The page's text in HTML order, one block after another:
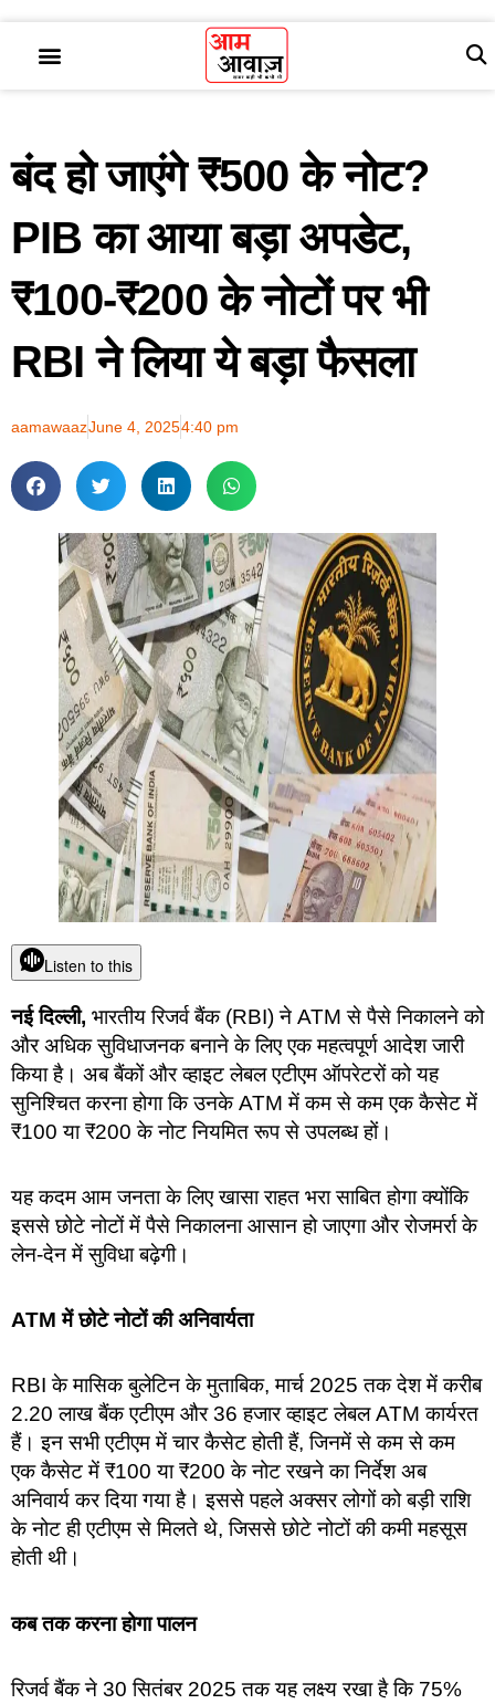
बंद हो जाएंगे ₹500 के नोट?
PIB का आया बड़ा अपडेट,
₹100-₹200 के नोटों पर भी
RBI ने लिया ये बड़ा फैसला
aamawaazJune 4, 20254:40 pm
Listen to this
नई दिल्ली, भारतीय रिजर्व बैंक (RBI) ने ATM से पैसे निकालने को
और अधिक सुविधाजनक बनाने के लिए एक महत्वपूर्ण आदेश जारी
किया है। अब बैंकों और व्हाइट लेबल एटीएम ऑपरेटरों को यह
सुनिश्चित करना होगा कि उनके ATM में कम से कम एक कैसेट में
₹100 या ₹200 के नोट नियमित रूप से उपलब्ध हों।
यह कदम आम जनता के लिए खासा राहत भरा साबित होगा क्योंकि
इससे छोटे नोटों में पैसे निकालना आसान हो जाएगा और रोजमर्रा के
लेन-देन में सुविधा बढ़ेगी।
ATM में छोटे नोटों की अनिवार्यता
RBI के मासिक बुलेटिन के मुताबिक, मार्च 2025 तक देश में करीब
2.20 लाख बैंक एटीएम और 36 हजार व्हाइट लेबल ATM कार्यरत
हैं। इन सभी एटीएम में चार कैसेट होती हैं, जिनमें से कम से कम
एक कैसेट में ₹100 या ₹200 के नोट रखने का निर्देश अब
अनिवार्य कर दिया गया है। इससे पहले अक्सर लोगों को बड़ी राशि
के नोट ही एटीएम से मिलते थे, जिससे छोटे नोटों की कमी महसूस
होती थी।
कब तक करना होगा पालन
रिजर्व बैंक ने 30 सितंबर 2025 तक यह लक्ष्य रखा है कि 75%